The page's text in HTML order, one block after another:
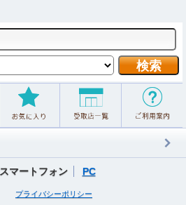
スマートフォン PC
プライバシーポリシー